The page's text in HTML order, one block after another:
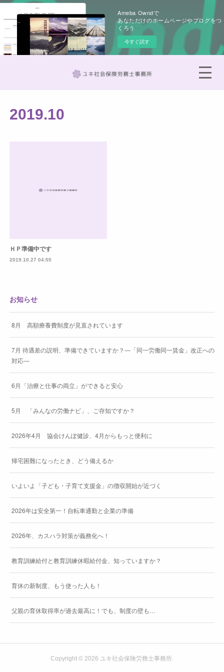
Ameba Owndで
あなただけのホームページやブログをつ
くろう
今すぐ試す
2019.10
ＨＰ準備中です
2019.10.27 04:55
お知らせ
8月 高額療養費制度が見直されています
7月 待遇差の説明、準備できていますか？―「同一労働同一賃金」改正への
対応―
6月「治療と仕事の両立」ができると安心
5月 「みんなの労働ナビ」、ご存知ですか？
2026年4月 協会けんぽ健診、4月からもっと便利に
帰宅困難になったとき、どう備えるか
いよいよ「子ども・子育て支援金」の徴収開始が近づく
2026年は安全第一！自転車通勤と企業の準備
2026年、カスハラ対策が義務化へ！
教育訓練給付と教育訓練休暇給付金、知っていますか？
育休の新制度、もう使った人も！
父親の育休取得率が過去最高に！でも、制度の壁も…
Copyright © 2026 ユキ社会保険労務士事務所.